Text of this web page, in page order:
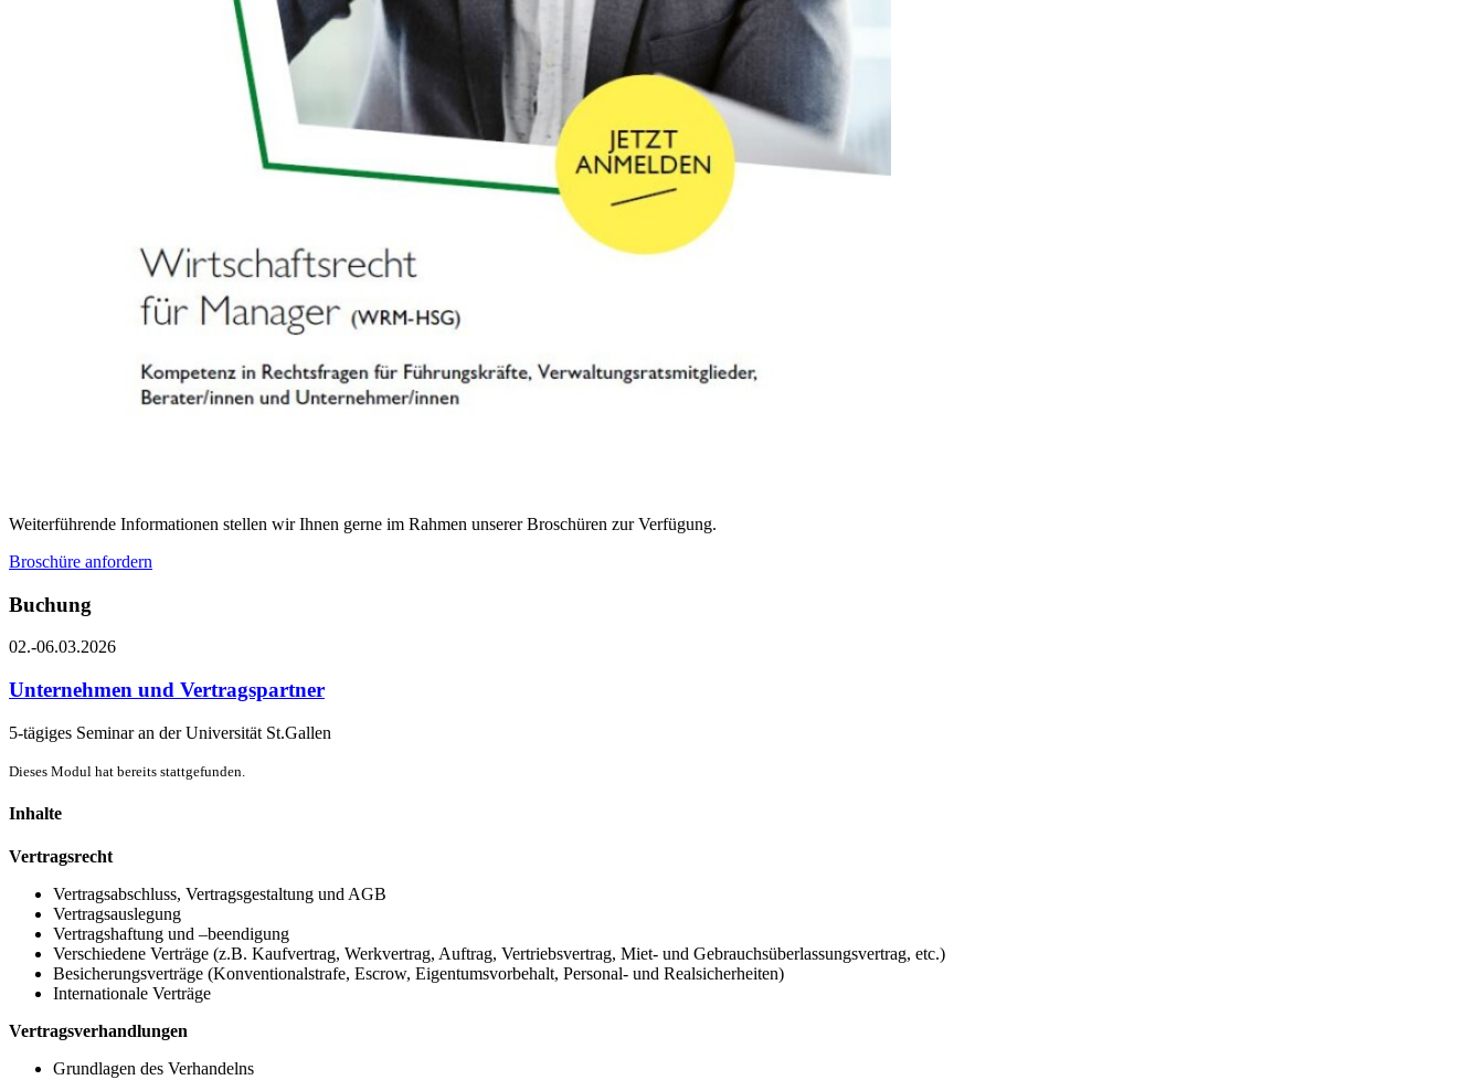
Weiterführende Informationen stellen wir Ihnen gerne im Rahmen unserer Broschüren zur Verfügung.
Broschüre anfordern
Buchung
02.-06.03.2026
Unternehmen und Vertragspartner
5-tägiges Seminar an der Universität St.Gallen
Dieses Modul hat bereits stattgefunden.
Inhalte
Vertragsrecht
Vertragsabschluss, Vertragsgestaltung und AGB
Vertragsauslegung
Vertragshaftung und –beendigung
Verschiedene Verträge (z.B. Kaufvertrag, Werkvertrag, Auftrag, Vertriebsvertrag, Miet- und Gebrauchsüberlassungsvertrag, etc.)
Besicherungsverträge (Konventionalstrafe, Escrow, Eigentumsvorbehalt, Personal- und Realsicherheiten)
Internationale Verträge
Vertragsverhandlungen
Grundlagen des Verhandelns